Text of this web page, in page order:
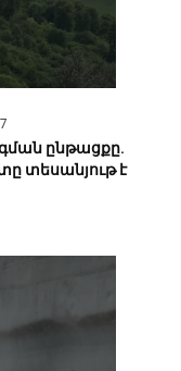
ընթացքը.
տեսանյութ է